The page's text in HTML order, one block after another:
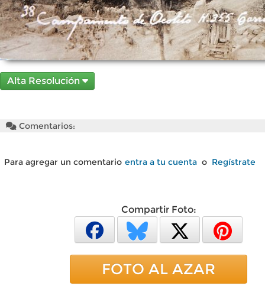
Alta Resolución
Comentarios:
Para agregar un comentario entra a tu cuenta o Regístrate
Compartir Foto:
FOTO AL AZAR